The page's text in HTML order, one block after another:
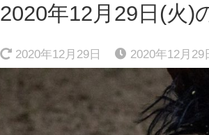
2020年12月29日(火)
2020年12月29日 2020年12月29